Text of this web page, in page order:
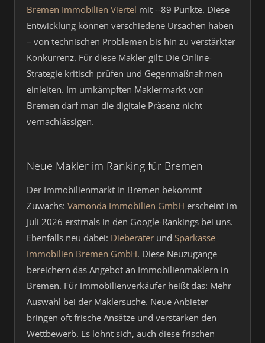
Bremen Immobilien Viertel mit --89 Punkte. Diese
Entwicklung können verschiedene Ursachen haben
– von technischen Problemen bis hin zu verstärkter
Konkurrenz. Für diese Makler gilt: Die Online-
Strategie kritisch prüfen und Gegenmaßnahmen
einleiten. Im umkämpften Maklermarkt von
Bremen darf man die digitale Präsenz nicht
vernachlässigen.
Neue Makler im Ranking für Bremen
Der Immobilienmarkt in Bremen bekommt
Zuwachs: Vamonda Immobilien GmbH erscheint im
Juli 2026 erstmals in den Google-Rankings bei uns.
Ebenfalls neu dabei: Dieberater und Sparkasse
Immobilien Bremen GmbH. Diese Neuzugänge
bereichern das Angebot an Immobilienmaklern in
Bremen. Für Immobilienverkäufer heißt das: Mehr
Auswahl bei der Maklersuche. Neue Anbieter
bringen oft frische Ansätze und verstärken den
Wettbewerb. Es lohnt sich, auch diese frischen